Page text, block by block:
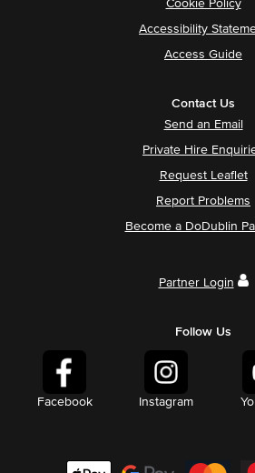
Cookie Policy
Accessibility
Access Guide
Contact Us
Send an Email
Private Hire
Request Leaflet
Report Problems
Become a DoDublin
Partner Login
Follow Us
Facebook Instagram